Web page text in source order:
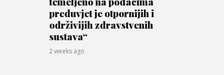
preduvjet je otpornijih i
održivijih zdravstvenih
sustava“
2 weeks ago